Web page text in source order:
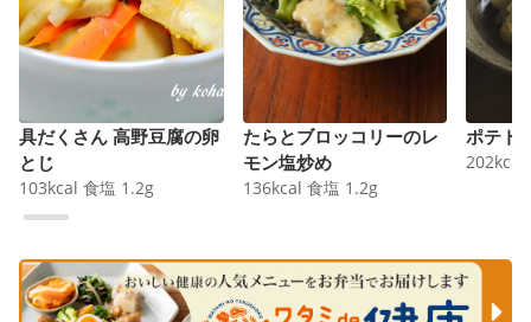
具だくさん 高野豆腐の卵
とじ
103kcal 食塩 1.2g
たらとブロッコリーのレ
モン塩炒め
136kcal 食塩 1.2g
ポテト
202kcal